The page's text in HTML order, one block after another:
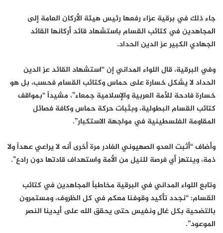
جاء ذلك في برقية عزاء رفعها رئيس هيئة الأركان العامة إلى
المجاهدين في كتائب القسام باستشهاد قائد أركانها القائد
الجهادي الكبير عز الدين الحداد.
وفي البرقية، قال اللواء المداني إن “استشهاد القائد عز الدين
الحداد لا يشكل خسارة على حماس وكتائب القسام فحسب، بل هو
خسارة فادحة للأمة العربية والإسلامية جمعاء”، مشيداً “بمواقف
كتائب القسام البطولية، وبثبات حركة حماس وكافة فصائل
المقاومة الفلسطينية في مواجهة الاستكبار”.
وأضاف “أثبت العدو الصهيوني الغادر مرة أخرى أنه لا يراعي عهداً ولا
ذمة، وينتهز أي فرصة للنيل من الأمة واستهداف قادتها دون رادع”.
وتابع اللواء المداني في البرقية مخاطباً المجاهدين في كتائب
القسام: “نجدد تأكيد وقوفنا معكم في كل الظروف، ومستمرون
بالتضحية بكل غالٍ ونفيس حتى يحقق الله على أيدينا النصر
الموعود”.